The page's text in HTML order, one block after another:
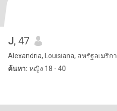
J, 47
Alexandria, Louisiana, สหรัฐอเมริกา
ค้นหา: หญิง 18 - 40